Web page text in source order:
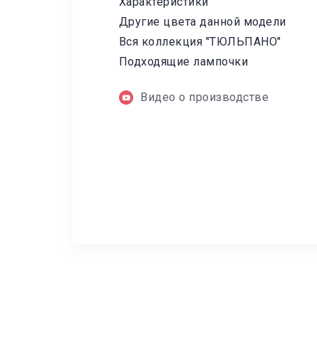
Другие цвета данной модели
Вся коллекция "ТЮЛЬПАНО"
Подходящие лампочки
Видео о производстве